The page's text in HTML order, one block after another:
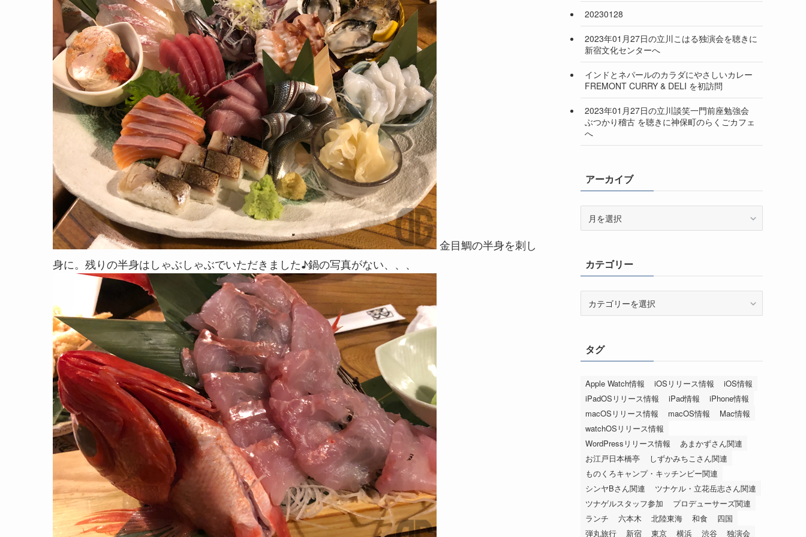
金目鯛の半身を刺し
身に。残りの半身はしゃぶしゃぶでいただきました♪鍋の写真がない、、、
20230128
2023年01月27日の立川こはる独演会を聴きに
新宿文化センターへ
インドとネパールのカラダにやさしいカレー
FREMONT CURRY & DELI を初訪問
2023年01月27日の立川談笑一門前座勉強会
ぶつかり稽古 を聴きに神保町のらくごカフェ
へ
アーカイブ
ブカテゴリー
ータグ
Apple Watch情報 iOSリリース情報
iOS情報
iPadOSリリース情報
iPad情報
iPhone情報
macOSリリース情報
macOS情報
Mac情報
watchOSリリース情報
WordPressリリース情報
あまかずさん関連
お江戸日本橋亭
しずかみちこさん関連
ものくろキャンプ・キッチンビー関連
シンヤBさん関連
ツナケル・立花岳志さん関連
ツナゲルスタッフ参加
プロデューサーズ関連
ランチ
六本木 北陸東海 和食
四国
弾丸旅行
新宿 東京 横浜 渋谷 独演会